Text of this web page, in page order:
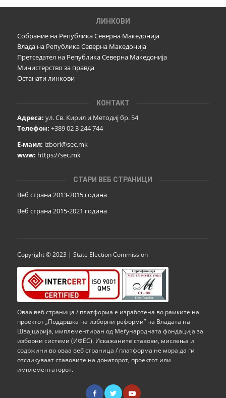
ЛИНКОВИ
Собрание на Република Северна Македонија
Влада на Република Северна Македонија
Претседател на Република Северна Македонија
Министерство за правда
Останати линкови
КОНТАКТ
Адреса: ул. Св. Кирил и Методиј бр. 54
Телефон: +389 02 3 244 744
Е-маил: izbori@sec.mk
www: https://sec.mk
СТАРИ ВЕБ СТРАНИЦИ
Веб страна 2013-2015 година
Веб страна 2015-2021 година
Copyright © 2023 | State Election Commission
Оваа веб страница / платформа е изработена во рамките на
проектот „Поддршка на изборни реформи” на Владата на
Швајцарија, имплементиран од Меѓународната фондација за
изборни системи (ИФЕС). Искажаните ставови, мислења и
содржини во оваа веб страница / платформа не мора да ги
отсликуваат ставовите на донаторот, проектот или
имплементаторот.